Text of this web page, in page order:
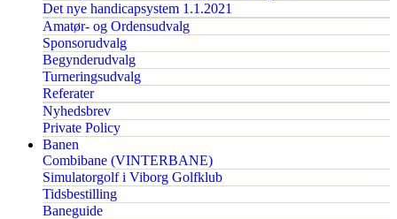
Det nye handicapsystem 1.1.2021
Amatør- og Ordensudvalg
Sponsorudvalg
Begynderudvalg
Turneringsudvalg
Referater
Nyhedsbrev
Private Policy
Banen
Combibane (VINTERBANE)
Simulatorgolf i Viborg Golfklub
Tidsbestilling
Baneguide